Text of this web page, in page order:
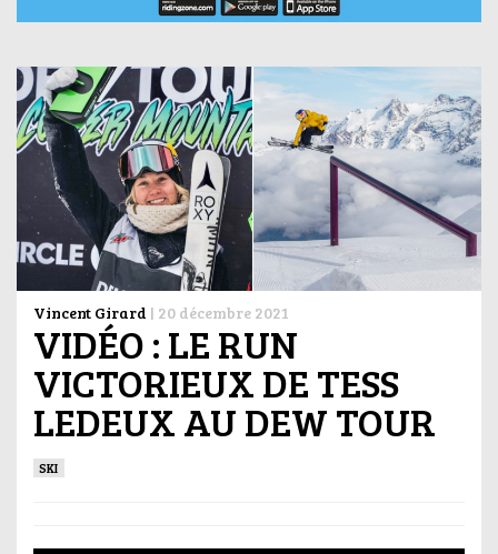
Vincent Girard | 20 décembre 2021
VIDÉO : LE RUN
VICTORIEUX DE TESS
LEDEUX AU DEW TOUR
SKI